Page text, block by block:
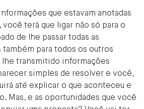
que estavam anotadas
terá que ligar não só para o
de lhe passar todas as
também para todos os outros
transmitido informações
simples de resolver e você,
até explicar o que aconteceu e
Mas, e as oportunidades que você